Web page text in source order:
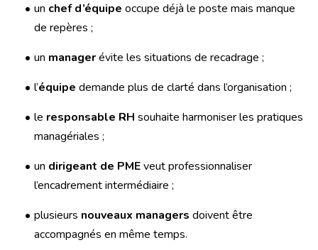
un chef d’équipe occupe déjà le poste mais manque
de repères ;
un managerévite les situations de recadrage ;
l’équipe demande plus de clarté dans l’organisation ;
le responsable RH souhaite harmoniser les pratiques
managériales ;
un dirigeant de PMEveut professionnaliser
l’encadrement intermédiaire ;
plusieurs nouveaux managers doivent être
accompagnés en même temps.